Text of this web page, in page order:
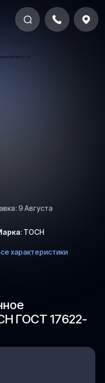
9 Августа
ГОСТ 17622-
: ТОСН
характеристики